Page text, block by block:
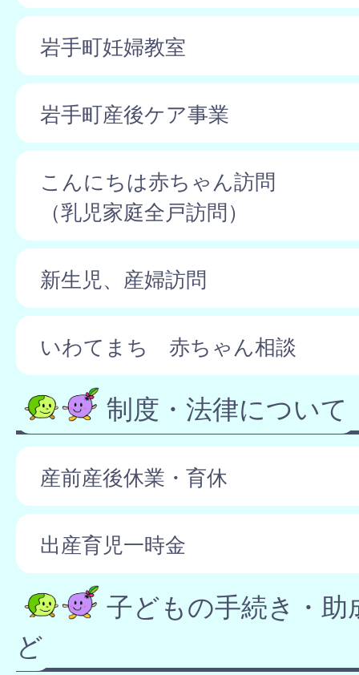
岩手町妊婦教室
岩手町産後ケア事業
こんにちは赤ちゃん訪問
（乳児家庭全戸訪問）
新生児、産婦訪問
いわてまち 赤ちゃん相談
制度・法律について
産前産後休業・育休
出産育児一時金
子どもの手続き・助
ど